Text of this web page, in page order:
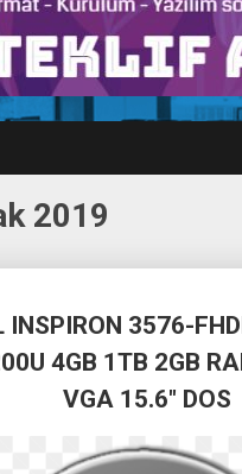
2019
INSPIRON 3576-
4GB 1TB 2GB
VGA 15.6″ DOS